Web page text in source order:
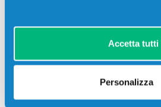
Accetta tutti
Personalizza
STUDIO 3055CSE, Toshiba E-
E-STUDIO 3555CSE, Toshiba E-
Toshiba E-STUDIO 5055, Toshiba